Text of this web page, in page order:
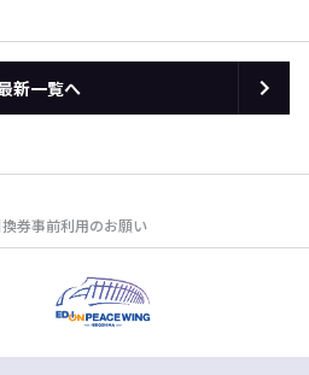
新一覧へ
券事前利用のお願い